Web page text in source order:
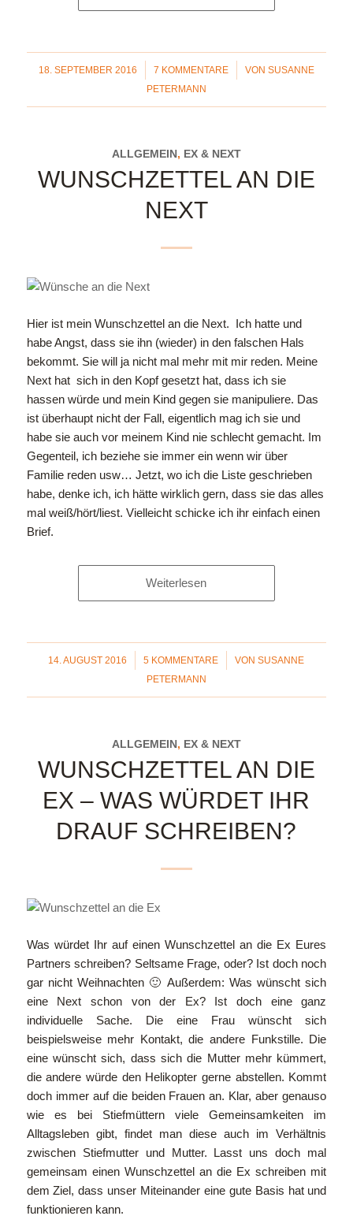
18. SEPTEMBER 2016
/ 7 KOMMENTARE
/ VON SUSANNE
PETERMANN
ALLGEMEIN , EX & NEXT
WUNSCHZETTEL AN DIE
NEXT
Hier ist mein Wunschzettel an die Next. Ich hatte und
habe Angst, dass sie ihn (wieder) in den falschen Hals
bekommt. Sie will ja nicht mal mehr mit mir reden. Meine
Next hat sich in den Kopf gesetzt hat, dass ich sie
hassen würde und mein Kind gegen sie manipuliere. Das
ist überhaupt nicht der Fall, eigentlich mag ich sie und
habe sie auch vor meinem Kind nie schlecht gemacht. Im
Gegenteil, ich beziehe sie immer ein wenn wir über
Familie reden usw… Jetzt, wo ich die Liste geschrieben
habe, denke ich, ich hätte wirklich gern, dass sie das alles
mal weiß/hört/liest. Vielleicht schicke ich ihr einfach einen
Brief.
Weiterlesen
14. AUGUST 2016
/ 5 KOMMENTARE
/ VONSUSANNE
PETERMANN
ALLGEMEIN , EX & NEXT
WUNSCHZETTEL AN DIE
EX – WAS WÜRDET IHR
DRAUF SCHREIBEN?
Was würdet Ihr auf einen Wunschzettel an die Ex Eures
Partners schreiben? Seltsame Frage, oder? Ist doch noch
gar nicht Weihnachten 🙂 Außerdem: Was wünscht sich
eine Next schon von der Ex? Ist doch eine ganz
individuelle Sache. Die eine Frau wünscht sich
beispielsweise mehr Kontakt, die andere Funkstille. Die
eine wünscht sich, dass sich die Mutter mehr kümmert,
die andere würde den Helikopter gerne abstellen. Kommt
doch immer auf die beiden Frauen an. Klar, aber genauso
wie es bei Stiefmüttern viele Gemeinsamkeiten im
Alltagsleben gibt, findet man diese auch im Verhältnis
zwischen Stiefmutter und Mutter. Lasst uns doch mal
gemeinsam einen Wunschzettel an die Ex schreiben mit
dem Ziel, dass unser Miteinander eine gute Basis hat und
funktionieren kann.